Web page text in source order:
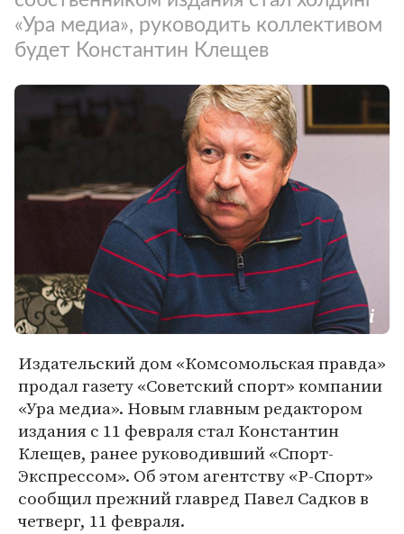
«Ура медиа», руководить коллективом
будет Константин Клещев
Издательский дом «Комсомольская правда»
продал газету «Советский спорт» компании
«Ура медиа». Новым главным редактором
издания с 11 февраля стал Константин
Клещев, ранее руководивший «Спорт-
Экспрессом». Об этом агентству «Р-Спорт»
сообщил прежний главред Павел Садков в
четверг, 11 февраля.